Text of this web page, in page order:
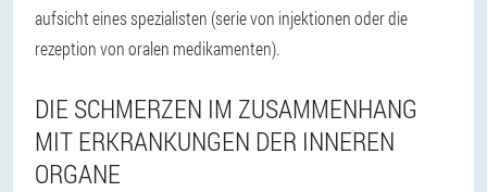
aufsicht eines spezialisten (serie von injektionen oder die
rezeption von oralen medikamenten).
DIE SCHMERZEN IM ZUSAMMENHANG
MIT ERKRANKUNGEN DER INNEREN
ORGANE